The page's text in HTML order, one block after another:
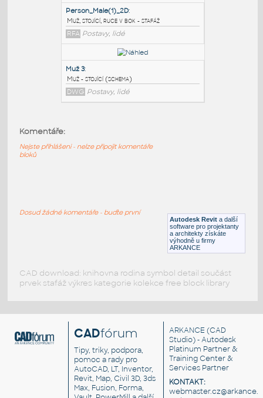
Muž, sedící, půdorys - stafáž
RFA Postavy, lidé
Group_2D:
Skupina lidí - ženy, muž - stafáž
RFA Postavy, lidé
Muž - stojící (schema)
Autodesk Revit a další
software pro projektanty
a architekty získáte
výhodně u firmy
ARKANCE
Komentáře:
Nejste přihlášeni - nelze připojit komentáře
bloků
Dosud žádné komentáře - buďte první
CAD download: knihovna rodina symbol detail součást
prvek stafáž výkres kategorie kolekce free block library
CADfórum
Tipy, triky, podpora,
pomoc a rady pro
AutoCAD, LT, Inventor,
Revit, Map, Civil 3D, 3ds
Max, Fusion, Forma,
ARKANCE (CAD
Studio) - Autodesk
Platinum Partner &
Training Center &
Services Partner
KONTAKT: